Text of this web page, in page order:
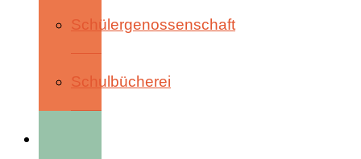
Schülergenossenschaft
Schulbücherei